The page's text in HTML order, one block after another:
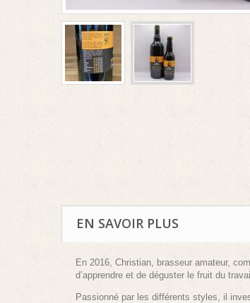
EN SAVOIR PLUS
En 2016, Christian, brasseur amateur,
d’apprendre et de déguster le fruit du
Passionné par les différents styles, il